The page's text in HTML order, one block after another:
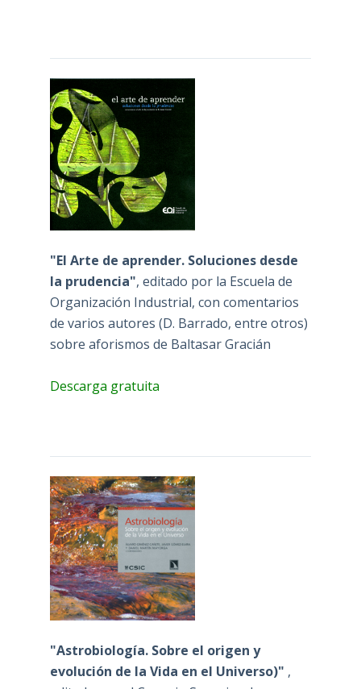
"El Arte de aprender. Soluciones desde
la prudencia", editado por la Escuela de
Organización Industrial, con comentarios
de varios autores (D. Barrado, entre otros)
sobre aforismos de Baltasar Gracián
Descarga gratuita
"Astrobiología. Sobre el origen y
evolución de la Vida en el Universo)" ,